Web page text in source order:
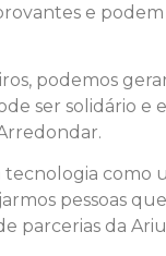
e
podemos
ser solidário e
tecnologia como
pessoas
parcerias da